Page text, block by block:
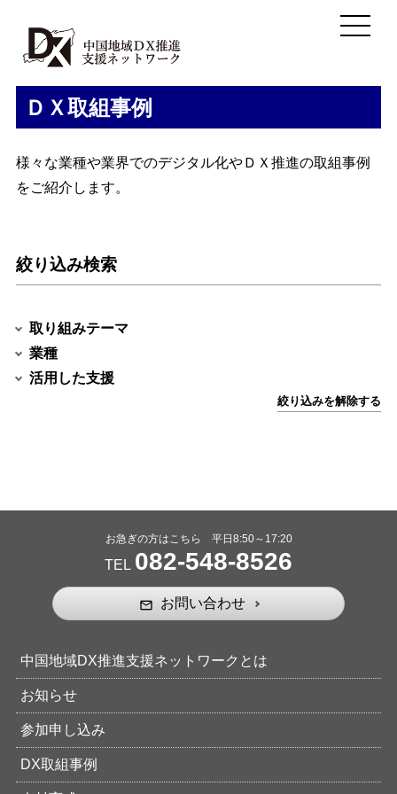
ＤＸ取組事例
様々な業種や業界でのデジタル化やＤＸ推進の取組事例
をご紹介します。
絞り込み検索
取り組みテーマ
業種
活用した支援
絞り込みを解除する
お急ぎの方はこちら 平日8:50～17:20
TEL 082-548-8526
mail_outline お問い合わせ
中国地域DX推進支援ネットワークとは
お知らせ
参加申し込み
DX取組事例